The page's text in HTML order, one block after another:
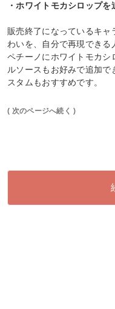
・ホワイトモカシロップを
販売終了になっているキャ
わいを、自分で再現できる
ペチーノにホワイトモカシ
ルソースもお好みで追加で
スタムもおすすめです。
( 次のページへ続く )